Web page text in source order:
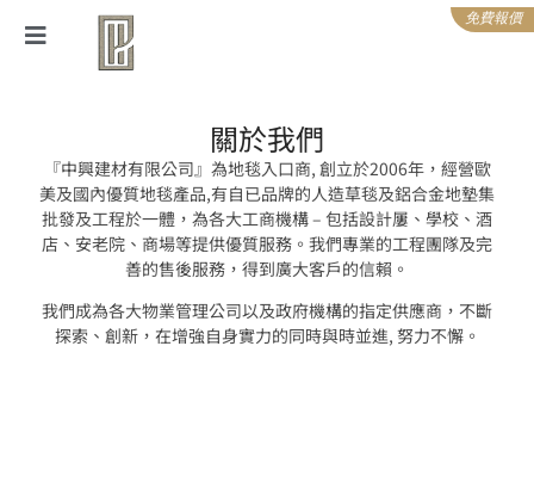
免費報價
關於我們
『中興建材有限公司』為地毯入口商, 創立於2006年，經營歐
美及國內優質地毯產品,有自已品牌的人造草毯及鋁合金地墊集
批發及工程於一體，為各大工商機構 – 包括設計屢、學校、酒
店、安老院、商場等提供優質服務。我們專業的工程團隊及完
善的售後服務，得到廣大客戶的信賴。
我們成為各大物業管理公司以及政府機構的指定供應商，不斷
探索、創新，在增強自身實力的同時與時並進, 努力不懈。